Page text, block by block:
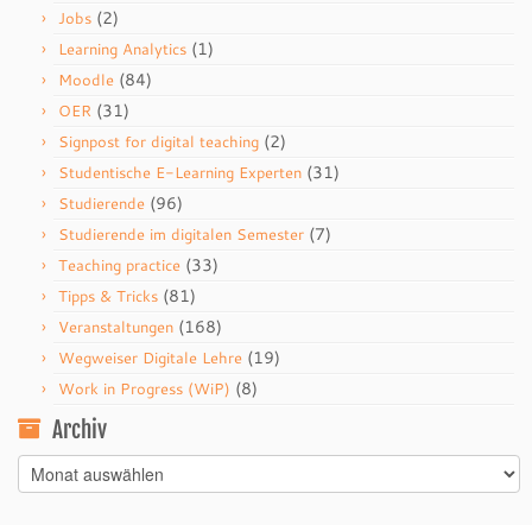
Jobs (2)
Learning Analytics (1)
Moodle (84)
OER (31)
Signpost for digital teaching (2)
Studentische E-Learning Experten (31)
Studierende (96)
Studierende im digitalen Semester (7)
Teaching practice (33)
Tipps & Tricks (81)
Veranstaltungen (168)
Wegweiser Digitale Lehre (19)
Work in Progress (WiP) (8)
Archiv
Archiv